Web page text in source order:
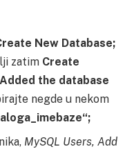
New Database;
zatim Create
Added the database
negde u nekom
MySQL Users, Add